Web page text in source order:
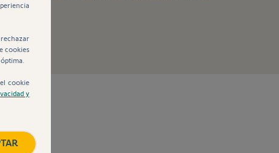
rechazar
cookies
cookie
y